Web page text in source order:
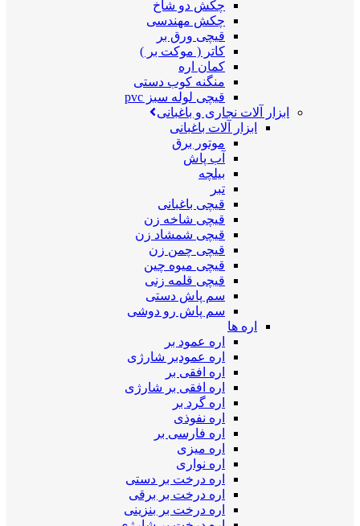
چکش دو شاخ
چکش مهندسی
قیچی ورق بر
کاتر ( موکت بر )
کمان اره
منگنه کوب دستی
قیچی لوله سبز pvc
ابزار آلات نجاری و باغبانی
ابزار آلات باغبانی
موتور برق
آب پاش
بیلچه
تبر
قیچی باغبانی
قیچی شاخه زن
قیچی شمشاد زن
قیچی چمن زن
قیچی میوه چین
قیچی قلمه زنی
سم پاش دستی
سم پاش رو دوشی
اره ها
اره عمود بر
اره عمودبر شارژی
اره افقی بر
اره افقی بر شارژی
اره گرد بر
اره نفوذی
اره فارسی بر
اره میزی
اره نواری
اره درخت بر دستی
اره درخت بر برقی
اره درخت بر بنزینی